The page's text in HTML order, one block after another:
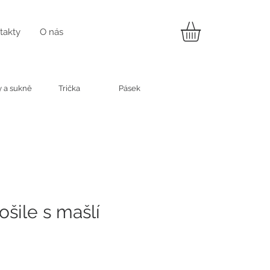
O nás
a sukně Trička Pásek
s mašlí